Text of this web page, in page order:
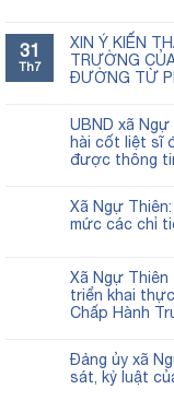
31
Th7
XIN Ý KIẾN
TRƯỜNG
ĐƯỜNG TỪ
UBND xã
hài cốt liệt sĩ
được thông
Xã Ngự
mức các chỉ
Xã Ngự
triển khai
Chấp Hành
Đảng ủy xã
sát, kỷ luật